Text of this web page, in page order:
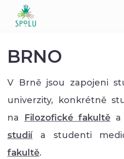
BRNO
V Brně jsou zapojeni
univerzity, konkrétně
na
Filozofické fakultě a
studií
a studenti
fakultě.